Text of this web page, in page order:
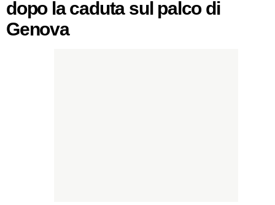
dopo la caduta sul palco di
Genova